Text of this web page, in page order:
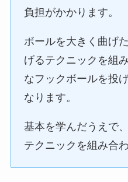
負担がかかります。
ボールを大きく曲げ
げるテクニックを組
なフックボールを投
なります。
基本を学んだうえで
テクニックを組み合